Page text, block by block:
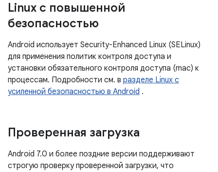
Linux с повышенной
безопасностью
Android использует Security-Enhanced Linux (SELinux)
для применения политик контроля доступа и
установки обязательного контроля доступа (mac) к
процессам. Подробности см. в разделе Linux с
усиленной безопасностью в Android .
Проверенная загрузка
Android 7.0 и более поздние версии поддерживают
строгую проверку проверенной загрузки, что